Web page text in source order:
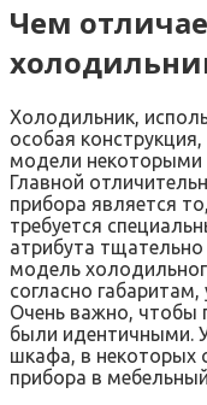
Чем
Холодильник,
особая
модели некоторыми
Главной
прибора является
требуется
атрибута
модель
согласно
Очень важно, чтобы
были идентичными.
шкафа, в некоторых
прибора в